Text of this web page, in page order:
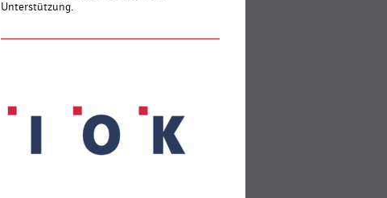
Unterstützung.